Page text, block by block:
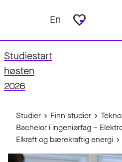
En favorite_border
Studiestart
høsten
2026
Studier Finn studier
Bachelor i ingeniørfag –
Elkraft og bærekraftig energi